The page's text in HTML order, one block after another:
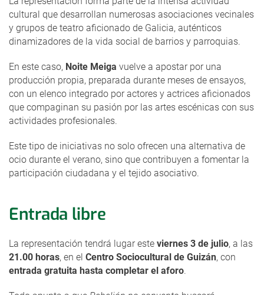
cultural que desarrollan numerosas asociaciones vecinales
y grupos de teatro aficionado de Galicia, auténticos
dinamizadores de la vida social de barrios y parroquias.
En este caso, Noite Meiga vuelve a apostar por una
producción propia, preparada durante meses de ensayos,
con un elenco integrado por actores y actrices aficionados
que compaginan su pasión por las artes escénicas con sus
actividades profesionales.
Este tipo de iniciativas no solo ofrecen una alternativa de
ocio durante el verano, sino que contribuyen a fomentar la
participación ciudadana y el tejido asociativo.
Entrada libre
La representación tendrá lugar este viernes 3 de julio, a las
21.00 horas, en el Centro Sociocultural de Guizán, con
entrada gratuita hasta completar el aforo.